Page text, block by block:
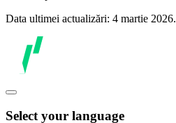
Data ultimei actualizări: 4 martie 2026.
Select your language